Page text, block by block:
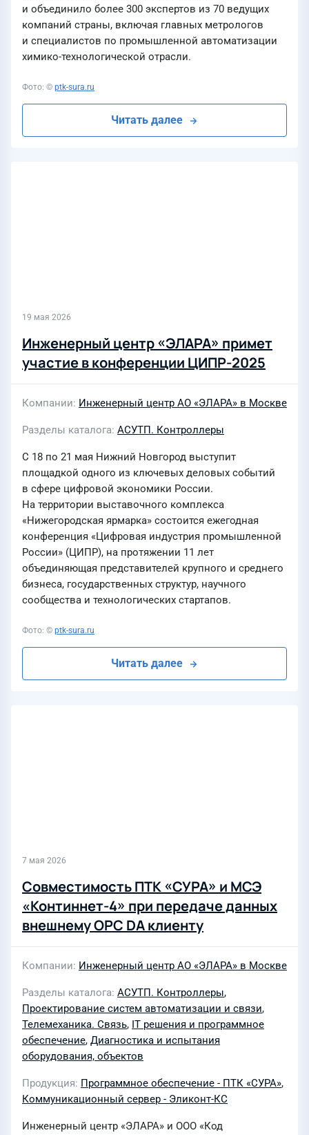
и объединило более 300 экспертов из 70 ведущих
компаний страны, включая главных метрологов
и специалистов по промышленной автоматизации
химико-технологической отрасли.
Читать далее
Фото: © ptk-sura.ru
19 мая 2026
Инженерный центр «ЭЛАРА» примет
участие в конференции ЦИПР-2025
Компании Инженерный центр АО «ЭЛАРА» в Москве
Разделы каталога АСУТП. Контроллеры
С 18 по 21 мая Нижний Новгород выступит
площадкой одного из ключевых деловых событий
в сфере цифровой экономики России.
На территории выставочного комплекса
«Нижегородская ярмарка» состоится ежегодная
конференция «Цифровая индустрия промышленной
России» (ЦИПР), на протяжении 11 лет
объединяющая представителей крупного и среднего
бизнеса, государственных структур, научного
сообщества и технологических стартапов.
Читать далее
Фото: © ptk-sura.ru
7 мая 2026
Совместимость ПТК «СУРА» и МСЭ
«Континнет-4» при передаче данных
внешнему OPC DA клиенту
Компании Инженерный центр АО «ЭЛАРА» в Москве
Разделы каталога АСУТП. Контроллеры,
Проектирование систем автоматизации и связи,
Телемеханика. Связь, IT решения и программное
обеспечение, Диагностика и испытания
оборудования, объектов
Продукция Программное обеспечение - ПТК «СУРА»,
Коммуникационный сервер - Эликонт-КС
Инженерный центр «ЭЛАРА» и ООО «Код